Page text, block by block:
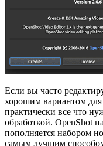
Если вы часто
хорошим вариантом для
практически все что
обработкой. OpenShot
пополняется набором
самым лучшим